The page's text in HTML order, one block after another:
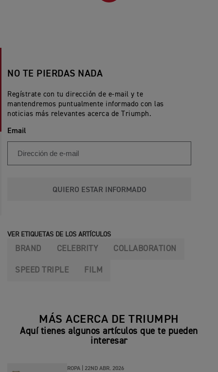
NO TE PIERDAS NADA
Regístrate con tu dirección de e-mail y te
mantendremos puntualmente informado con las
noticias más relevantes acerca de Triumph.
Email
QUIERO ESTAR INFORMADO
VER ETIQUETAS DE LOS ARTÍCULOS
BRAND CELEBRITY COLLABORATION
SPEED TRIPLE FILM
MÁS ACERCA DE TRIUMPH
Aquí tienes algunos artículos que te pueden
interesar
ROPA | 22ND ABR. 2026